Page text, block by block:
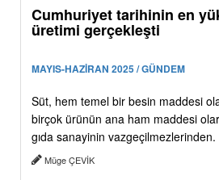
Cumhuriyet tarihinin en
üretimi gerçekleşti
MAYIS-HAZİRAN 2025 / GÜNDEM
Süt, hem temel bir besin maddesi
birçok ürünün ana ham maddesi
gıda sanayinin
Müge ÇEVİK